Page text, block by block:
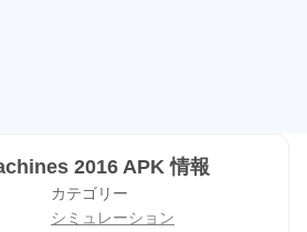
2016 APK 情報
カテゴリー
シミュレーション